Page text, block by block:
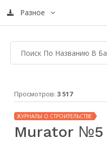
Разное
Просмотров: 3 517
ЖУРНАЛЫ О СТРОИТЕЛЬСТВЕ
Murator №5